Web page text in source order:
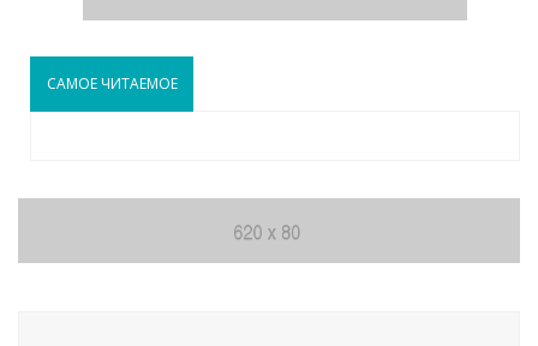
САМОЕ ЧИТАЕМОЕ